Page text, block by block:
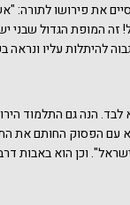
את פירושו לתורה:
זה המופת הגדול שבני
להיתלות עליו
... ומנין אף לפני הר
תלמוד לומר: ולכל
ואשברם לעיניכם
כל ישראל. סליק ספרי
הנה גם התלמוד
עם הפסוק החותם את
וכן הוא באבות